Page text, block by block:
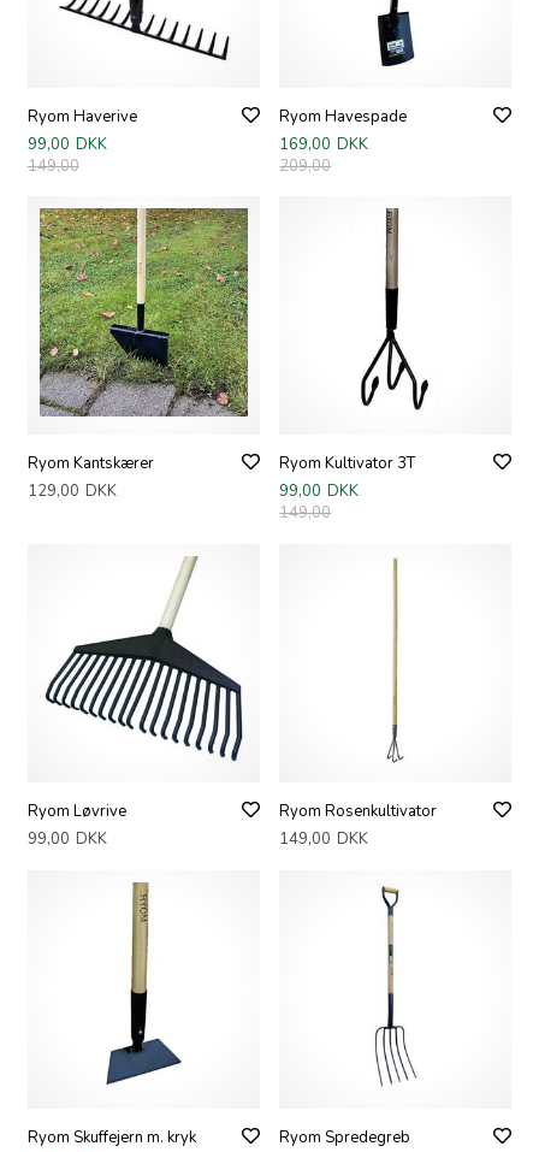
Ryom Haverive
99,00 DKK
149,00
Ryom Havespade
169,00 DKK
209,00
Ryom Kantskærer
129,00 DKK
Ryom Kultivator 3T
99,00 DKK
149,00
Ryom Løvrive
99,00 DKK
Ryom Rosenkultivator
149,00 DKK
Ryom Skuffejern m. kryk
Ryom Spredegreb